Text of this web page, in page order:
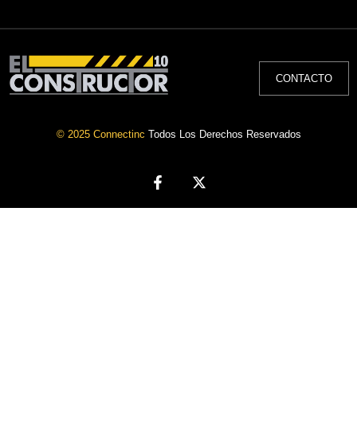
CONTACTO
© 2025 Connectinc Todos Los Derechos Reservados